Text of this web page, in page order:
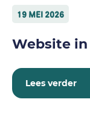
19 MEI 2026
Website
Lees verder